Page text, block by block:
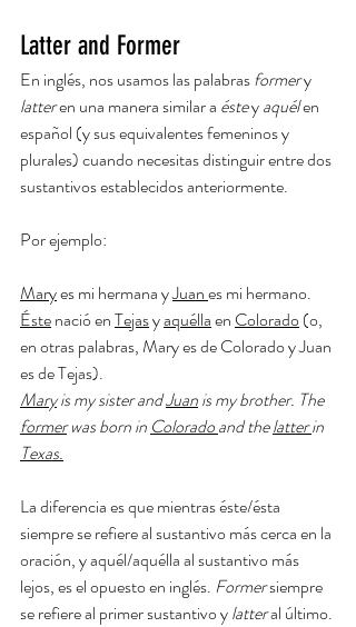
Latter and Former
En inglés, nos usamos las palabras former y
latter en una manera similar a éste y aquél en
español (y sus equivalentes femeninos y
plurales) cuando necesitas distinguir entre dos
sustantivos establecidos anteriormente.
Por ejemplo:
Mary es mi hermana y Juan es mi hermano.
Éste nació en Tejas y aquélla en Colorado (o,
en otras palabras, Mary es de Colorado y Juan
es de Tejas).
Mary is my sister and Juan is my brother. The
former was born in Colorado and the latter in
Texas.
La diferencia es que mientras éste/ésta
siempre se refiere al sustantivo más cerca en la
oración, y aquél/aquélla al sustantivo más
lejos, es el opuesto en inglés. Former siempre
se refiere al primer sustantivo y latter al último.